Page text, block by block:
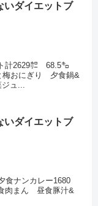
いダイエットブ
計2629㌍ 68.5㌔
おにぎり 夕食鍋&
ュ...
いダイエットブ
食ナンカレー1680
肉まん 昼食豚汁&